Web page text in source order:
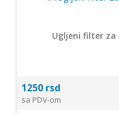
Ugljeni filter za
1250 rsd
sa PDV-om